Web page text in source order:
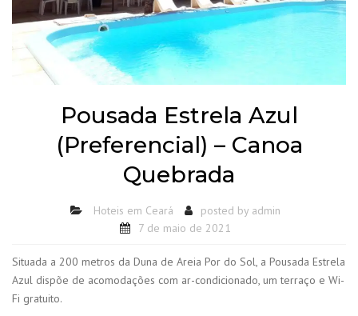
Pousada Estrela Azul
(Preferencial) – Canoa
Quebrada
Hoteis em Ceará posted by admin
7 de maio de 2021
Situada a 200 metros da Duna de Areia Por do Sol, a Pousada Estrela
Azul dispõe de acomodações com ar-condicionado, um terraço e Wi-
Fi gratuito.